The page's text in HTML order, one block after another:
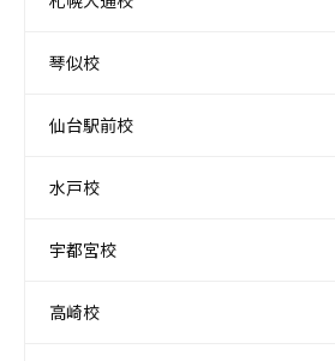
琴似校
仙台駅前校
水戸校
宇都宮校
高崎校